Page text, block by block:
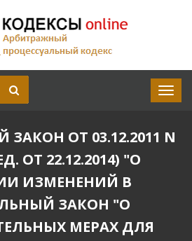
ОТ 03.12.2011 N
ОТ 22.12.2014) "О
ИЗМЕНЕНИЙ В
ЗАКОН "О
МЕРАХ ДЛЯ